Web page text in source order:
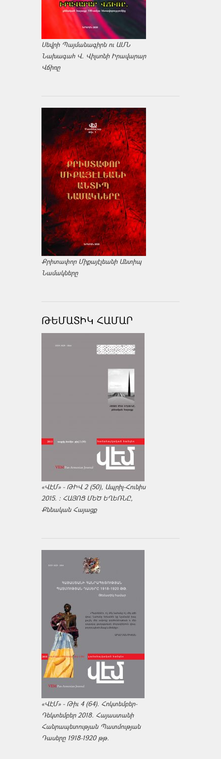
Սեվրի Պայմանագիրն ու ԱՄՆ
Նախագահ Վ. Վիլսոնի Իրավարար
Վճիռը
Քրիտափոր Միքայէլեանի Անտիպ
Նամակները
ԹԵՄԱՏԻԿ ՀԱՄԱՐ
«ՎԷՄ» - ԹԻՎ 2 (50), Ապրիլ-Հունիս
2015. : ՀԱՅՈՑ ՄԵԾ ԵՂԵՌՆԸ,
Քննական Հայացք
«ՎԷՄ» - Թիւ 4 (64). Հոկտեմբեր-
Դեկտեմբեր 2018. Հայաստանի
Հանրապետության Պատմության
Դասերը 1918-1920 թթ.